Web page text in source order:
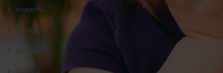
Новости
Галерија